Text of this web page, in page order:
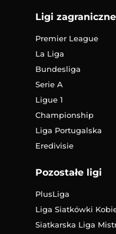
Ligi zagraniczne
Premier League
La Liga
Bundesliga
Serie A
Ligue 1
Championship
Liga Portugalska
Eredivisie
Pozostałe ligi
PlusLiga
Liga Siatkówki
Siatkarska Liga